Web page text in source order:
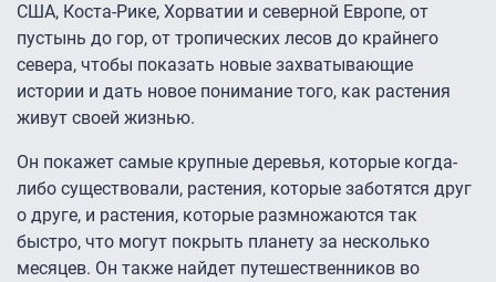
США, Коста-Рике, Хорватии и северной Европе, от
пустынь до гор, от тропических лесов до крайнего
севера, чтобы показать новые захватывающие
истории и дать новое понимание того, как растения
живут своей жизнью.
Он покажет самые крупные деревья, которые когда-
либо существовали, растения, которые заботятся друг
о друге, и растения, которые размножаются так
быстро, что могут покрыть планету за несколько
месяцев. Он также найдет путешественников во